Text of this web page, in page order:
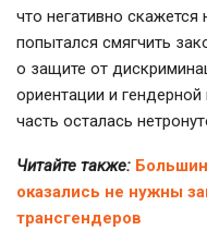
что негативно
попытался смягчить
о защите от
ориентации и гендерной
часть осталась
Читайте также:
оказались не нужны
трансгендеров